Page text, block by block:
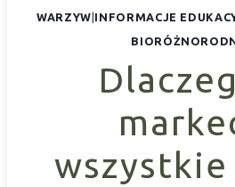
WARZYW INFORMACJE
wszystkie